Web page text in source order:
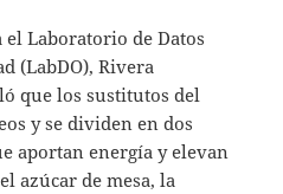
Laboratorio de Datos
(LabDO), Rivera
que los sustitutos del
y se dividen en dos
aportan energía y elevan
azúcar de mesa, la